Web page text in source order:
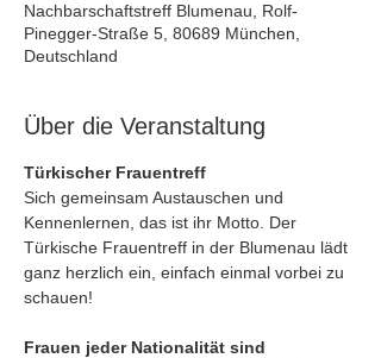
Nachbarschaftstreff Blumenau, Rolf-
Pinegger-Straße 5, 80689 München,
Deutschland
Über die Veranstaltung
Türkischer Frauentreff
Sich gemeinsam Austauschen und
Kennenlernen, das ist ihr Motto. Der
Türkische Frauentreff in der Blumenau lädt
ganz herzlich ein, einfach einmal vorbei zu
schauen!
Frauen jeder Nationalität sind